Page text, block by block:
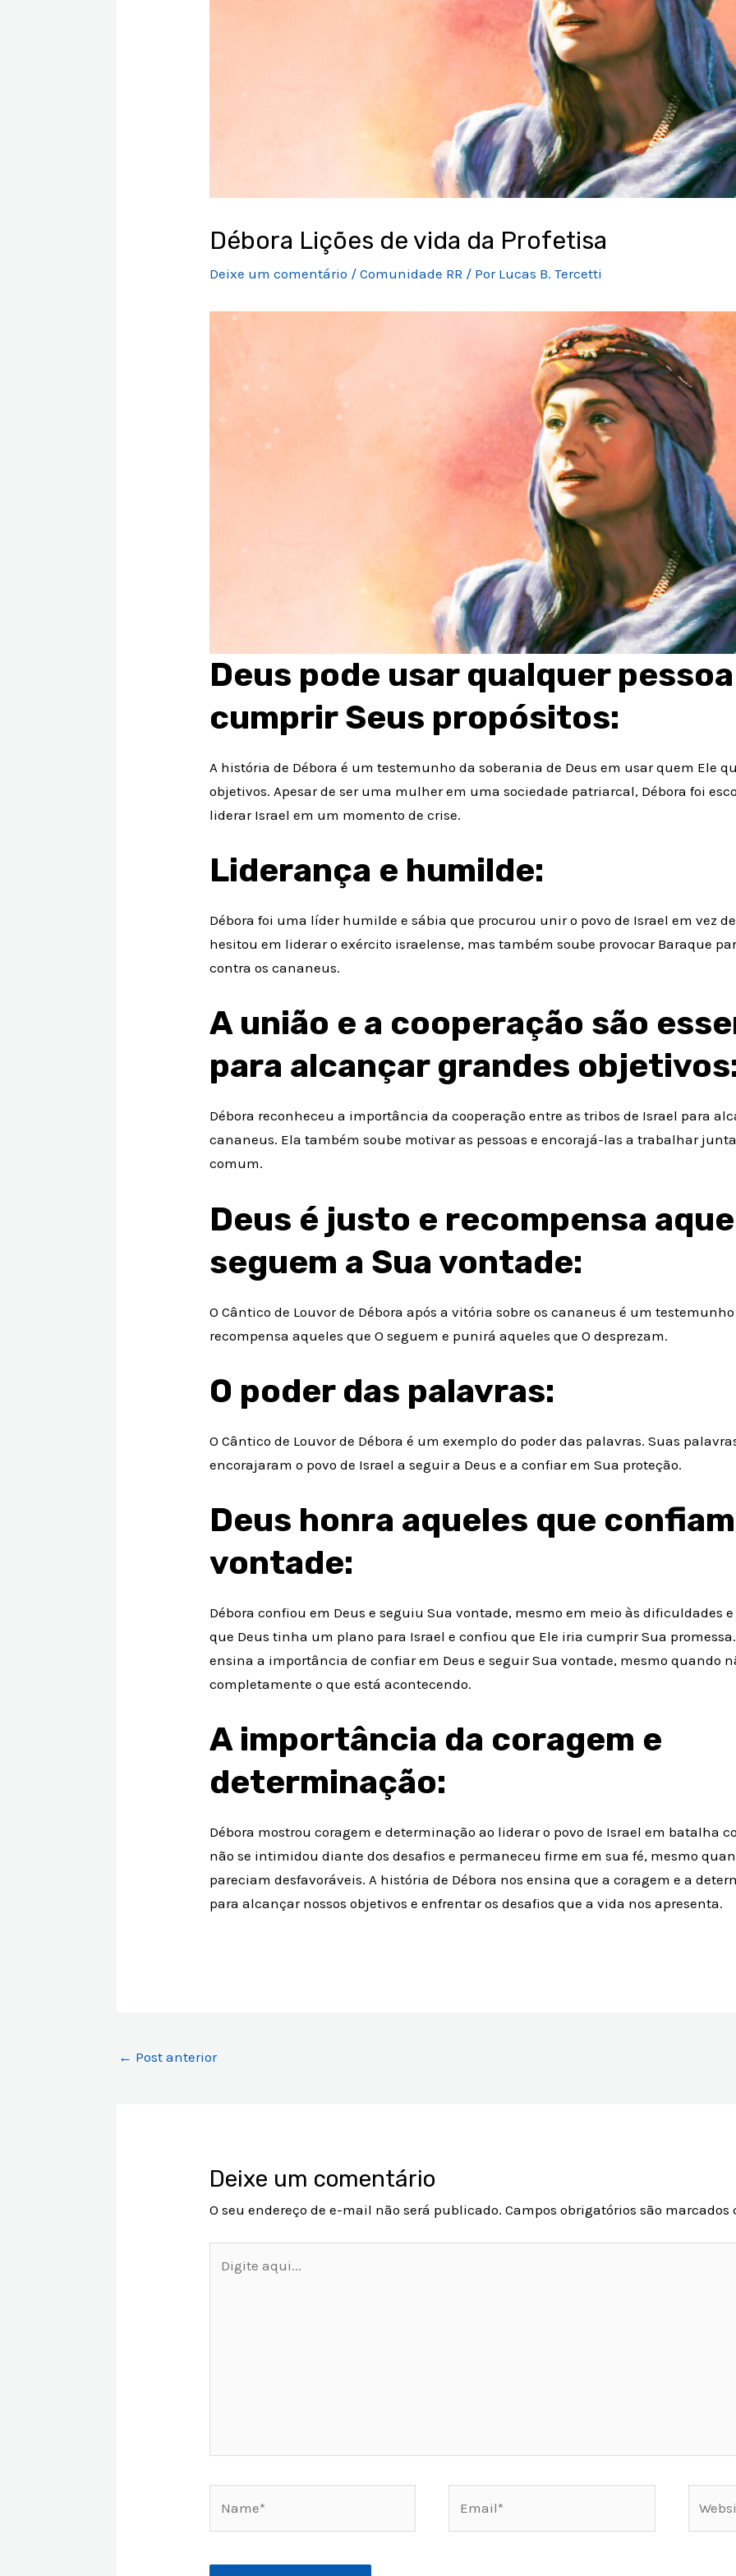
Débora Lições de vida da Profetisa
Deixe um comentário /Comunidade RR / Por Lucas B. Tercetti
Deus pode usar qualquer
cumprir Seus propósitos:
A história de Débora é um testemunho da soberania de Deus em usar quem Ele
objetivos. Apesar de ser uma mulher em uma sociedade patriarcal, Débora foi
liderar Israel em um momento de crise.
Liderança e humilde:
Débora foi uma líder humilde e sábia que procurou unir o povo de Israel em vez
hesitou em liderar o exército israelense, mas também soube provocar Baraque
contra os cananeus.
A união e a cooperação são
para alcançar grandes
Débora reconheceu a importância da cooperação entre as tribos de Israel para
cananeus. Ela também soube motivar as pessoas e encorajá-las a trabalhar
comum.
Deus é justo e recompensa
seguem a Sua vontade:
O Cântico de Louvor de Débora após a vitória sobre os cananeus é um
recompensa aqueles que O seguem e punirá aqueles que O desprezam.
O poder das palavras:
O Cântico de Louvor de Débora é um exemplo do poder das palavras. Suas
encorajaram o povo de Israel a seguir a Deus e a confiar em Sua proteção.
Deus honra aqueles que
vontade:
Débora confiou em Deus e seguiu Sua vontade, mesmo em meio às dificuldades
que Deus tinha um plano para Israel e confiou que Ele iria cumprir Sua
ensina a importância de confiar em Deus e seguir Sua vontade, mesmo quando
completamente o que está acontecendo.
A importância da coragem e
determinação:
Débora mostrou coragem e determinação ao liderar o povo de Israel em batalha
não se intimidou diante dos desafios e permaneceu firme em sua fé, mesmo
pareciam desfavoráveis. A história de Débora nos ensina que a coragem e a
para alcançar nossos objetivos e enfrentar os desafios que a vida nos apresenta.
← Post anterior
Deixe um comentário
O seu endereço de e-mail não será publicado. Campos obrigatórios são
aqui...